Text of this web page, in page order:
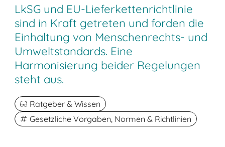
LkSG und EU-Lieferkettenrichtlinie
sind in Kraft getreten und forden die
Einhaltung von Menschenrechts- und
Umweltstandards. Eine
Harmonisierung beider Regelungen
steht aus.
Ratgeber & Wissen
Gesetzliche Vorgaben, Normen & Richtlinien